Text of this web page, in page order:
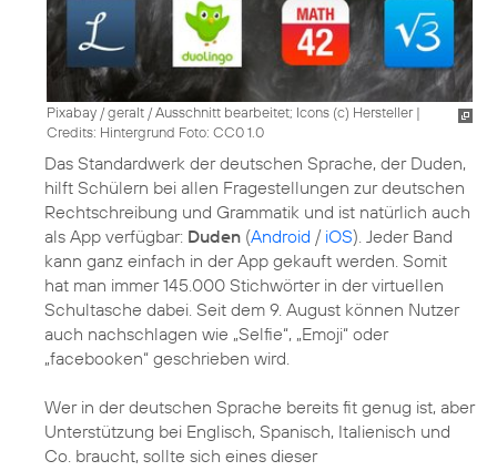
Pixabay / geralt / Ausschnitt bearbeitet; Icons (c) Hersteller|
Credits: Hintergrund Foto: CC0 1.0
Das Standardwerk der deutschen Sprache, der Duden,
hilft Schülern bei allen Fragestellungen zur deutschen
Rechtschreibung und Grammatik und ist natürlich auch
als App verfügbar: Duden (Android / iOS). Jeder Band
kann ganz einfach in der App gekauft werden. Somit
hat man immer 145.000 Stichwörter in der virtuellen
Schultasche dabei. Seit dem 9. August können Nutzer
auch nachschlagen wie „Selfie“, „Emoji“ oder
„facebooken“ geschrieben wird.
Wer in der deutschen Sprache bereits fit genug ist, aber
Unterstützung bei Englisch, Spanisch, Italienisch und
Co. braucht, sollte sich eines dieser